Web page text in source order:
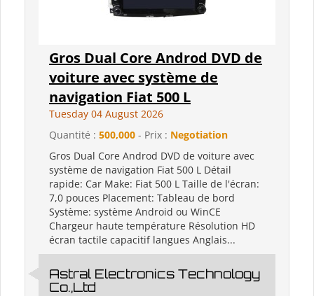
Gros Dual Core Androd DVD de
voiture avec système de
navigation Fiat 500 L
Tuesday 04 August 2026
Quantité : 500,000 - Prix : Negotiation
Gros Dual Core Androd DVD de voiture avec
système de navigation Fiat 500 L Détail
rapide: Car Make: Fiat 500 L Taille de l'écran:
7,0 pouces Placement: Tableau de bord
Système: système Android ou WinCE
Chargeur haute température Résolution HD
écran tactile capacitif langues Anglais...
Astral Electronics Technology
Co.,Ltd